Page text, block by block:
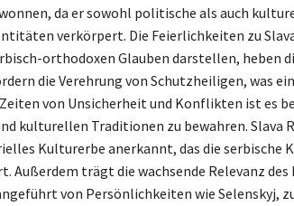
da er sowohl politische als auch
verkörpert. Die Feierlichkeiten zu
orthodoxen Glauben darstellen, heben
die Verehrung von Schutzheiligen, was
von Unsicherheit und Konflikten ist es
kulturellen Traditionen zu bewahren. Slava
Kulturerbe anerkannt, das die serbische
Außerdem trägt die wachsende Relevanz des
von Persönlichkeiten wie Selenskyj,